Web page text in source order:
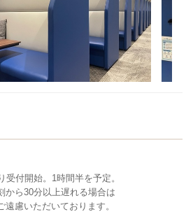
受付開始。1時間半を予定。
から30分以上遅れる場合は
慮いただいております。